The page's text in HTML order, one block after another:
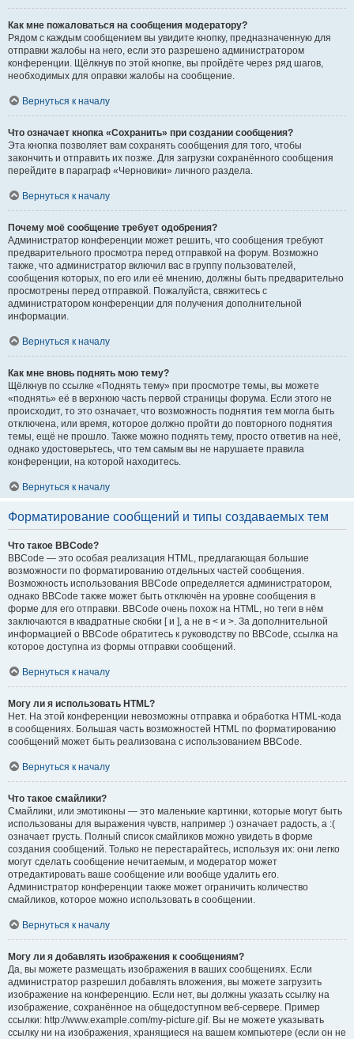
Как мне пожаловаться на сообщения модератору?
Рядом с каждым сообщением вы увидите кнопку, предназначенную для
отправки жалобы на него, если это разрешено администратором
конференции. Щёлкнув по этой кнопке, вы пройдёте через ряд шагов,
необходимых для оправки жалобы на сообщение.
Вернуться к началу
Что означает кнопка «Сохранить» при создании сообщения?
Эта кнопка позволяет вам сохранять сообщения для того, чтобы
закончить и отправить их позже. Для загрузки сохранённого сообщения
перейдите в параграф «Черновики» личного раздела.
Вернуться к началу
Почему моё сообщение требует одобрения?
Администратор конференции может решить, что сообщения требуют
предварительного просмотра перед отправкой на форум. Возможно
также, что администратор включил вас в группу пользователей,
сообщения которых, по его или её мнению, должны быть предварительно
просмотрены перед отправкой. Пожалуйста, свяжитесь с
администратором конференции для получения дополнительной
информации.
Вернуться к началу
Как мне вновь поднять мою тему?
Щёлкнув по ссылке «Поднять тему» при просмотре темы, вы можете
«поднять» её в верхнюю часть первой страницы форума. Если этого не
происходит, то это означает, что возможность поднятия тем могла быть
отключена, или время, которое должно пройти до повторного поднятия
темы, ещё не прошло. Также можно поднять тему, просто ответив на неё,
однако удостоверьтесь, что тем самым вы не нарушаете правила
конференции, на которой находитесь.
Вернуться к началу
Форматирование сообщений и типы создаваемых тем
Что такое BBCode?
BBCode — это особая реализация HTML, предлагающая большие
возможности по форматированию отдельных частей сообщения.
Возможность использования BBCode определяется администратором,
однако BBCode также может быть отключён на уровне сообщения в
форме для его отправки. BBCode очень похож на HTML, но теги в нём
заключаются в квадратные скобки [ и ], а не в < и >. За дополнительной
информацией о BBCode обратитесь к руководству по BBCode, ссылка на
которое доступна из формы отправки сообщений.
Вернуться к началу
Могу ли я использовать HTML?
Нет. На этой конференции невозможны отправка и обработка HTML-кода
в сообщениях. Большая часть возможностей HTML по форматированию
сообщений может быть реализована с использованием BBCode.
Вернуться к началу
Что такое смайлики?
Смайлики, или эмотиконы — это маленькие картинки, которые могут быть
использованы для выражения чувств, например :) означает радость, а :(
означает грусть. Полный список смайликов можно увидеть в форме
создания сообщений. Только не перестарайтесь, используя их: они легко
могут сделать сообщение нечитаемым, и модератор может
отредактировать ваше сообщение или вообще удалить его.
Администратор конференции также может ограничить количество
смайликов, которое можно использовать в сообщении.
Вернуться к началу
Могу ли я добавлять изображения к сообщениям?
Да, вы можете размещать изображения в ваших сообщениях. Если
администратор разрешил добавлять вложения, вы можете загрузить
изображение на конференцию. Если нет, вы должны указать ссылку на
изображение, сохранённое на общедоступном веб-сервере. Пример
ссылки: http://www.example.com/my-picture.gif. Вы не можете указывать
ссылку ни на изображения, хранящиеся на вашем компьютере (если он не